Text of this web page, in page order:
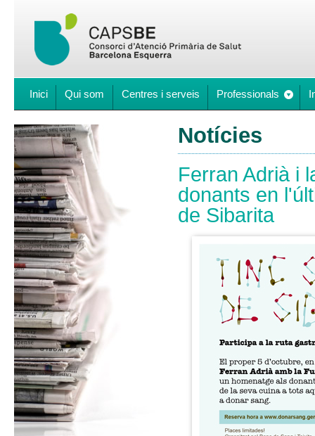
Inici Qui som Centres i serveis Professionals
Notícies
Ferran Adrià i
donants en
de Sibarita